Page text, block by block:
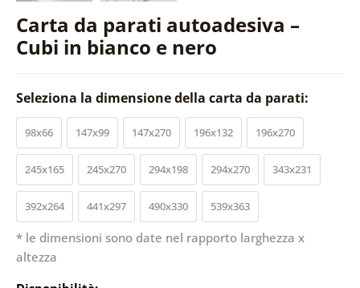
Carta da parati autoadesiva –
Cubi in bianco e nero
Seleziona la dimensione della carta da parati:
98x66 147x99 147x270 196x132 196x270
245x165 245x270 294x198 294x270 343x231
392x264 441x297 490x330 539x363
* le dimensioni sono date nel rapporto larghezza x
altezza